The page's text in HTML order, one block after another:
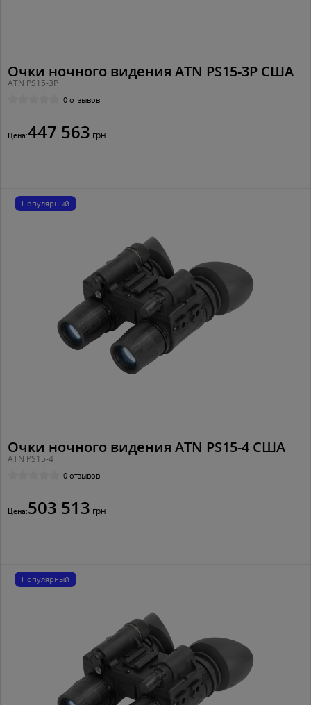
Очки ночного видения ATN PS15-3P США
ATN PS15-3P
0 отзывов
Цена:447 563 грн
Популярный
Очки ночного видения ATN PS15-4 США
ATN PS15-4
0 отзывов
Цена:503 513 грн
Популярный